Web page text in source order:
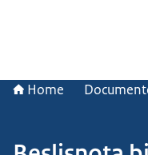
Home